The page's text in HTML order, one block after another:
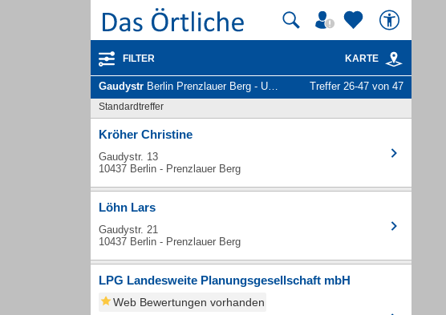
FILTER KARTE
Gaudystr Berlin Prenzlauer Berg - Unternehmen und Personen Treffer 26-47 von 47
Standardtreffer
Kröher Christine
Gaudystr. 13
10437 Berlin - Prenzlauer Berg
Löhn Lars
Gaudystr. 21
10437 Berlin - Prenzlauer Berg
LPG Landesweite Planungsgesellschaft mbH
Web Bewertungen vorhanden